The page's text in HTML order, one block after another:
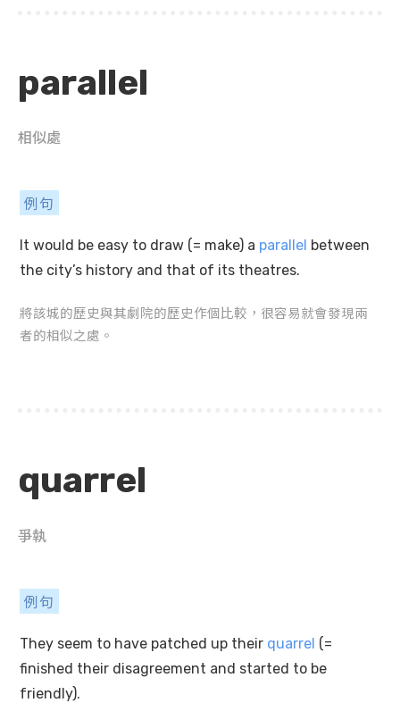
parallel
相似處
例句
It would be easy to draw (= make) a parallel between
the city’s history and that of its theatres.
將該城的歷史與其劇院的歷史作個比較，很容易就會發現兩
者的相似之處。
quarrel
爭執
例句
They seem to have patched up their quarrel (=
finished their disagreement and started to be
friendly).